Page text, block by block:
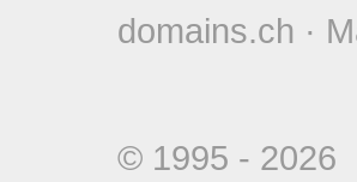
domains.ch ·
© 1995 -